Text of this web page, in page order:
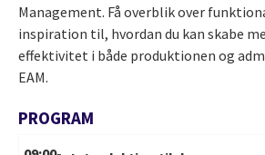
Management. Få overblik over
inspiration til, hvordan du kan skabe
effektivitet i både produktionen og
EAM.
PROGRAM